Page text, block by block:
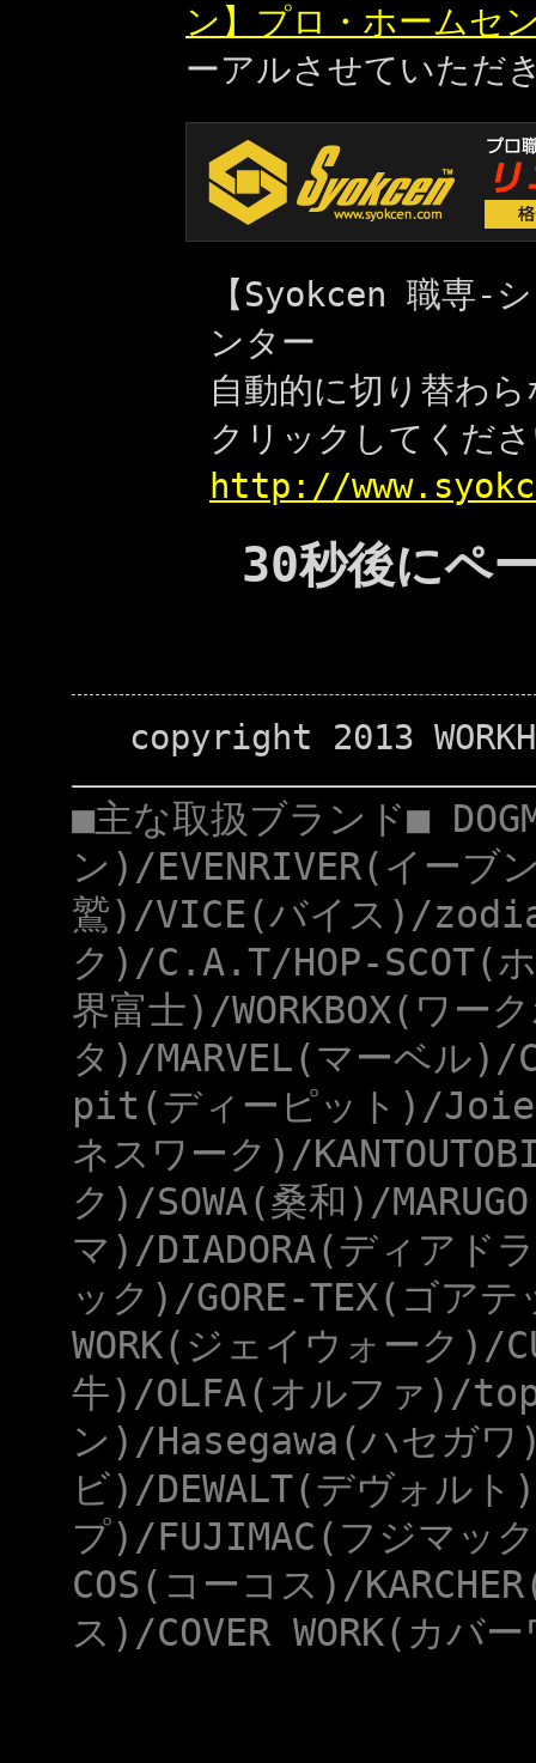
ン】プロ・ホームセ
ーアルさせていただ
【Syokcen 職専-
ンター
自動的に切り替わ
クリックしてくだ
http://
30秒後にペ
copyright 2013
■主な取扱ブランド■
ン)/EVENRIVER(イーブ
鷲)/VICE(バイス)/
ク)/C.A.T/HOP-
界富士)/WORKBOX(ワ
タ)/MARVEL(マーベル
pit(ディーピット)/Joie(
ネスワーク)/
ク)/SOWA(桑和)/
マ)/DIADORA(ディアド
ック)/GORE-TEX(ゴア
WORK(ジェイウォーク)/
牛)/OLFA(オルファ)/
ン)/Hasegawa(ハセガ
ビ)/DEWALT(デヴォル
プ)/FUJIMAC(フジマッ
COS(コーコス)/
ス)/COVER WORK(カ